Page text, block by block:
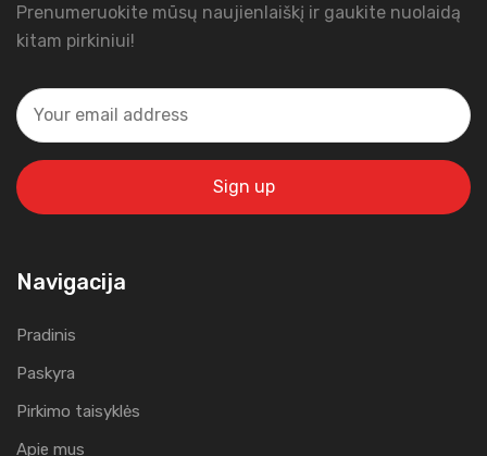
Prenumeruokite mūsų naujienlaiškį ir gaukite nuolaidą
kitam pirkiniui!
Navigacija
Pradinis
Paskyra
Pirkimo taisyklės
Apie mus